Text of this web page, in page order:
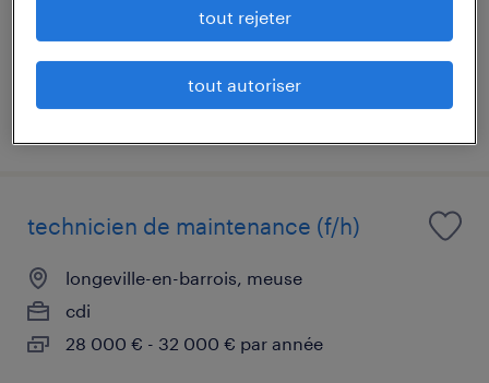
28 000 € - 32 000 € par année
technicien de maintenance (f/h)
longeville-en-barrois, meuse
cdi
28 000 € - 32 000 € par année
tout rejeter
tout autoriser